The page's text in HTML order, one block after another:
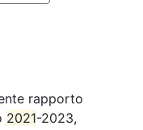
rapporto
2021-2023,